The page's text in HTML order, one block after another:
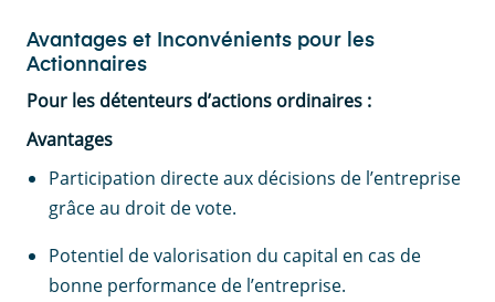
Avantages et Inconvénients pour les
Actionnaires
Pour les détenteurs d’actions ordinaires :
Avantages
Participation directe aux décisions de l’entreprise
grâce au droit de vote.
Potentiel de valorisation du capital en cas de
bonne performance de l’entreprise.